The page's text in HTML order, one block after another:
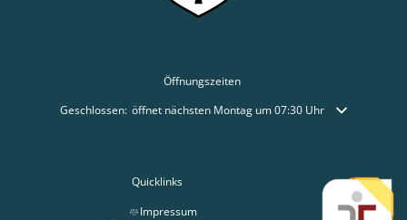
Öffnungszeiten
Klicken, um weitere Öffnungs- oder Schließzeiten auszublenden
Geschlossen: öffnet nächsten Montag um 07:30 Uhr
Quicklinks
Impressum